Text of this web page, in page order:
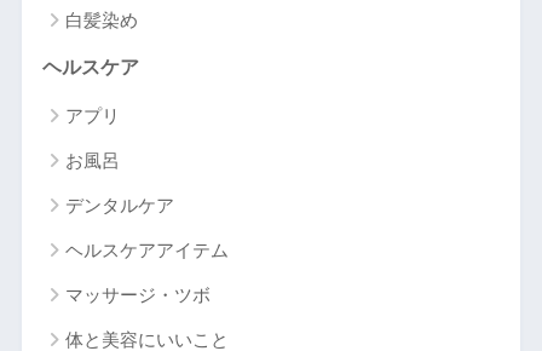
白髪染め
ヘルスケア
アプリ
お風呂
デンタルケア
ヘルスケアアイテム
マッサージ・ツボ
体と美容にいいこと